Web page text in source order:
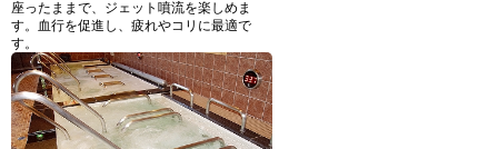
座ったままで、ジェット噴流を楽しめま
す。血行を促進し、疲れやコリに最適で
す。